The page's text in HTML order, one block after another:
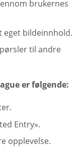
brukernes
eget bildeinnhold.
til andre
er følgende:
Entry».
opplevelse.